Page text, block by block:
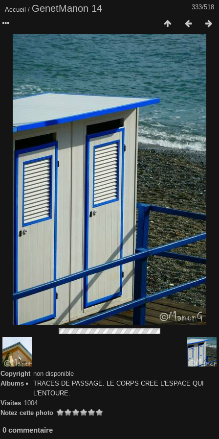
333/518
Accueil / GenetManon 14
Copyright non disponible
Albums
TRACES DE PASSAGE. LE CORPS CREE L'ESPACE QUI
L'ENTOURE.
Visites 1004
Notez cette photo
0 commentaire